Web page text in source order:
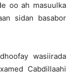
oo ah masuulka
sidan basabor
wasiirada
Cabdillaahi